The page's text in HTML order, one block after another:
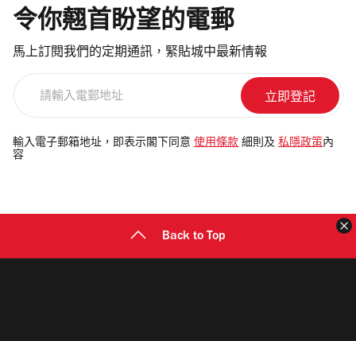
令你翹首盼望的電郵
馬上訂閱我們的定期通訊，緊貼城中最新情報
電
郵
輸入電子郵箱地址，即表示閣下同意 使用條款 細則及 私隱政策 內
容
Back to Top